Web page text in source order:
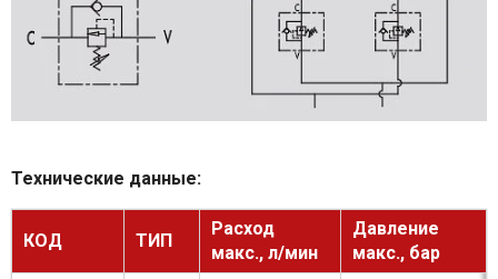
Технические данные:
КОД ТИП
Расход
макс., л/мин
Давление
макс., бар